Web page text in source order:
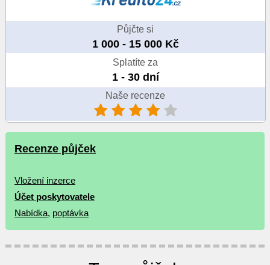
Půjčte si
1 000 - 15 000 Kč
Splatíte za
1 - 30 dní
Naše recenze
Recenze půjček
Vložení inzerce
Účet poskytovatele
Nabídka, poptávka